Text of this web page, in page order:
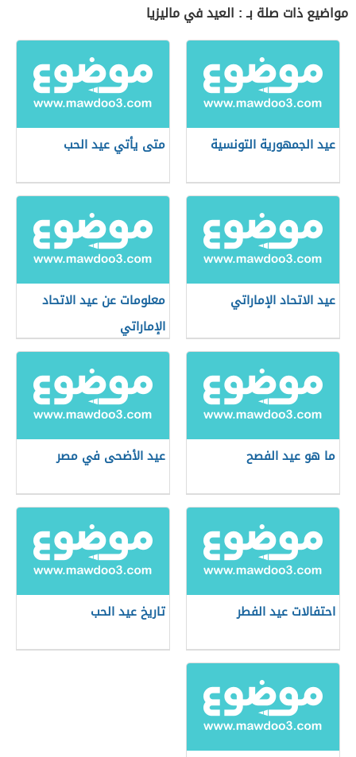
مواضيع ذات صلة بـ : العيد في ماليزيا
عيد الجمهورية التونسية متى يأتي عيد الحب
عيد الاتحاد الإماراتي
معلومات عن عيد الاتحاد
الإماراتي
ما هو عيد الفصح عيد الأضحى في مصر
احتفالات عيد الفطر تاريخ عيد الحب